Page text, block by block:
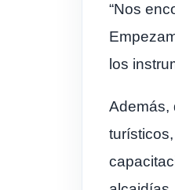
“Nos
los
Además,